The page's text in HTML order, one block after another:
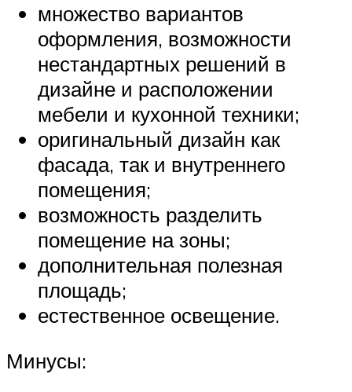
множество вариантов
оформления, возможности
нестандартных решений в
дизайне и расположении
мебели и кухонной техники;
оригинальный дизайн как
фасада, так и внутреннего
помещения;
возможность разделить
помещение на зоны;
дополнительная полезная
площадь;
естественное освещение.
Минусы: